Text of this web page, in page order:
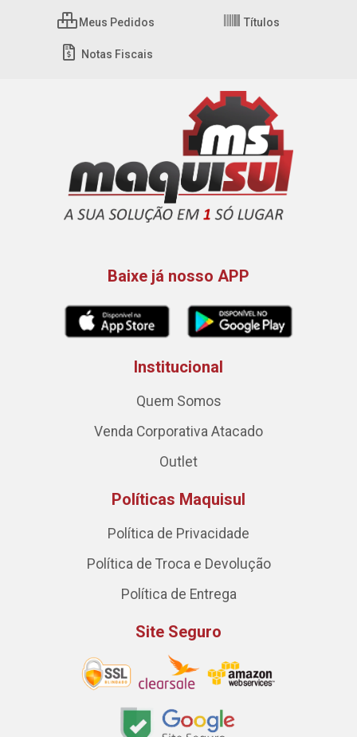
Meus Pedidos Títulos
Notas Fiscais
Baixe já nosso APP
Institucional
Quem Somos
Venda Corporativa Atacado
Outlet
Políticas Maquisul
Política de Privacidade
Política de Troca e Devolução
Política de Entrega
Site Seguro